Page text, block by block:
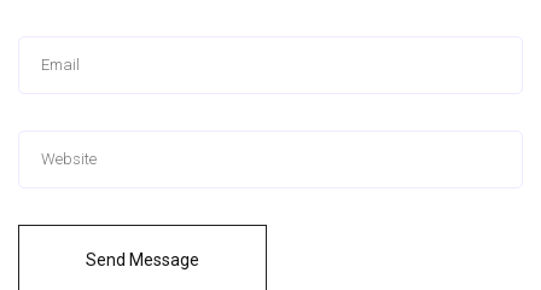
Send Message